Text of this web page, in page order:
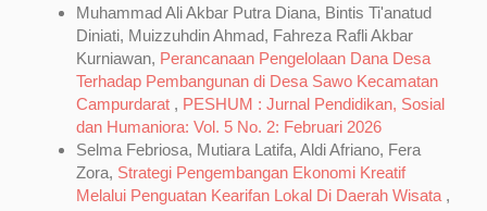
Muhammad Ali Akbar Putra Diana, Bintis Ti'anatud
Diniati, Muizzuhdin Ahmad, Fahreza Rafli Akbar
Kurniawan, Perancanaan Pengelolaan Dana Desa
Terhadap Pembangunan di Desa Sawo Kecamatan
Campurdarat , PESHUM : Jurnal Pendidikan, Sosial
dan Humaniora: Vol. 5 No. 2: Februari 2026
Selma Febriosa, Mutiara Latifa, Aldi Afriano, Fera
Zora, Strategi Pengembangan Ekonomi Kreatif
Melalui Penguatan Kearifan Lokal Di Daerah Wisata ,